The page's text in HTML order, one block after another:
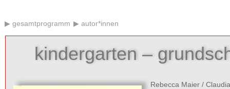
gesamtprogramm autor*innen
kindergarten –
Rebecca Maier/